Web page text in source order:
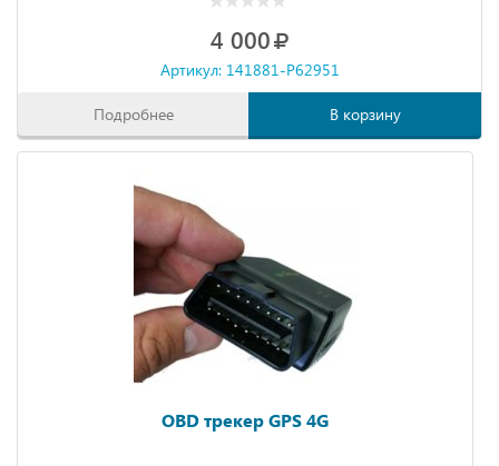
4 000
Артикул: 141881-P62951
Подробнее В корзину
OBD трекер GPS 4G